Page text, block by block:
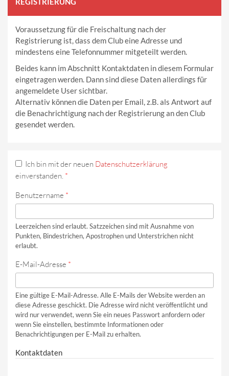
Voraussetzung für die Freischaltung nach der
Registrierung ist, dass dem Club eine Adresse und
mindestens eine Telefonnummer mitgeteilt werden.
Beides kann im Abschnitt Kontaktdaten in diesem Formular
eingetragen werden. Dann sind diese Daten allerdings für
angemeldete User sichtbar.
Alternativ können die Daten per Email, z.B. als Antwort auf
die Benachrichtigung nach der Registrierung an den Club
gesendet werden.
Ich bin mit der neuen Datenschutzerklärung
einverstanden. *
Benutzername *
Leerzeichen sind erlaubt. Satzzeichen sind mit Ausnahme von
Punkten, Bindestrichen, Apostrophen und Unterstrichen nicht
erlaubt.
E-Mail-Adresse *
Eine gültige E-Mail-Adresse. Alle E-Mails der Website werden an
diese Adresse geschickt. Die Adresse wird nicht veröffentlicht und
wird nur verwendet, wenn Sie ein neues Passwort anfordern oder
wenn Sie einstellen, bestimmte Informationen oder
Benachrichtigungen per E-Mail zu erhalten.
Kontaktdaten